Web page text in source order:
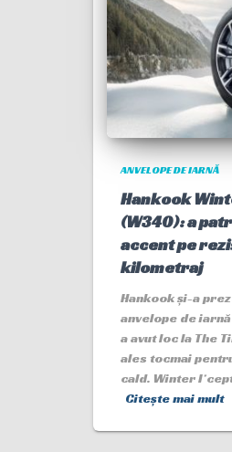
ANVELOPE DE IARNĂ
Hankook
(W340): a
accent pe
kilometraj
Hankook și-a
anvelope de
a avut loc la The
ales tocmai
cald. Winter
Citește mai mult